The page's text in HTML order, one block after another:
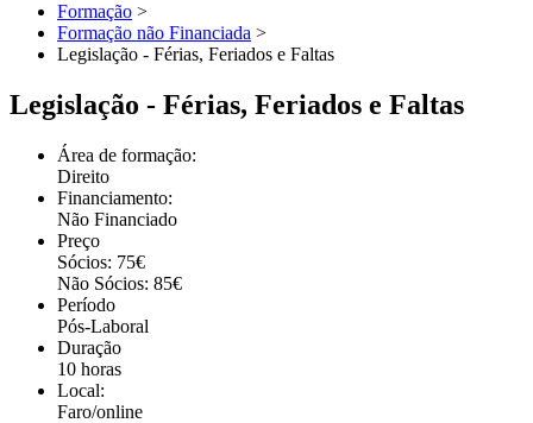
Formação >
Formação não Financiada >
Legislação - Férias, Feriados e Faltas
Legislação - Férias, Feriados e Faltas
Área de formação:
Direito
Financiamento:
Não Financiado
Preço
Sócios: 75€
Não Sócios: 85€
Período
Pós-Laboral
Duração
10 horas
Local:
Faro/online